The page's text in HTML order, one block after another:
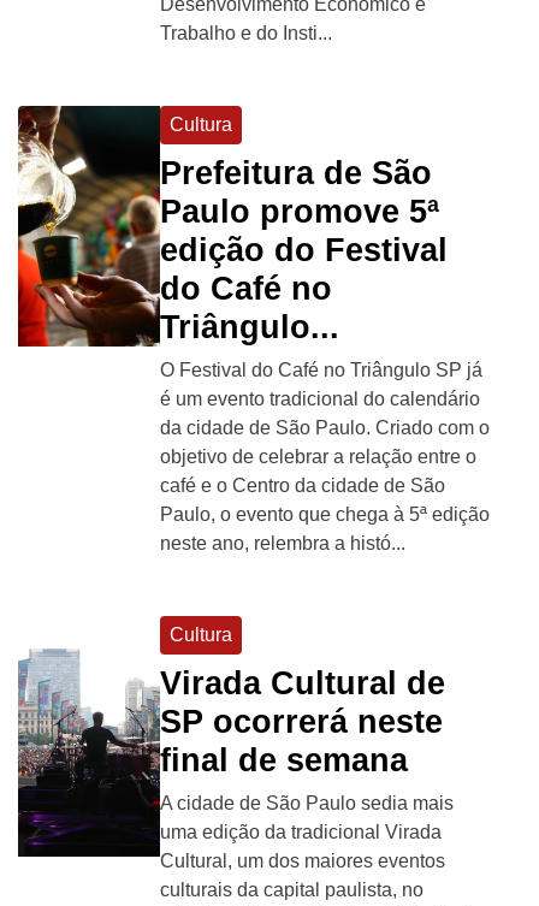
Desenvolvimento Econômico e
Trabalho e do Insti...
Cultura
Prefeitura de São
Paulo promove 5ª
edição do Festival
do Café no
Triângulo...
O Festival do Café no Triângulo SP já
é um evento tradicional do calendário
da cidade de São Paulo. Criado com o
objetivo de celebrar a relação entre o
café e o Centro da cidade de São
Paulo, o evento que chega à 5ª edição
neste ano, relembra a histó...
Cultura
Virada Cultural de
SP ocorrerá neste
final de semana
A cidade de São Paulo sedia mais
uma edição da tradicional Virada
Cultural, um dos maiores eventos
culturais da capital paulista, no